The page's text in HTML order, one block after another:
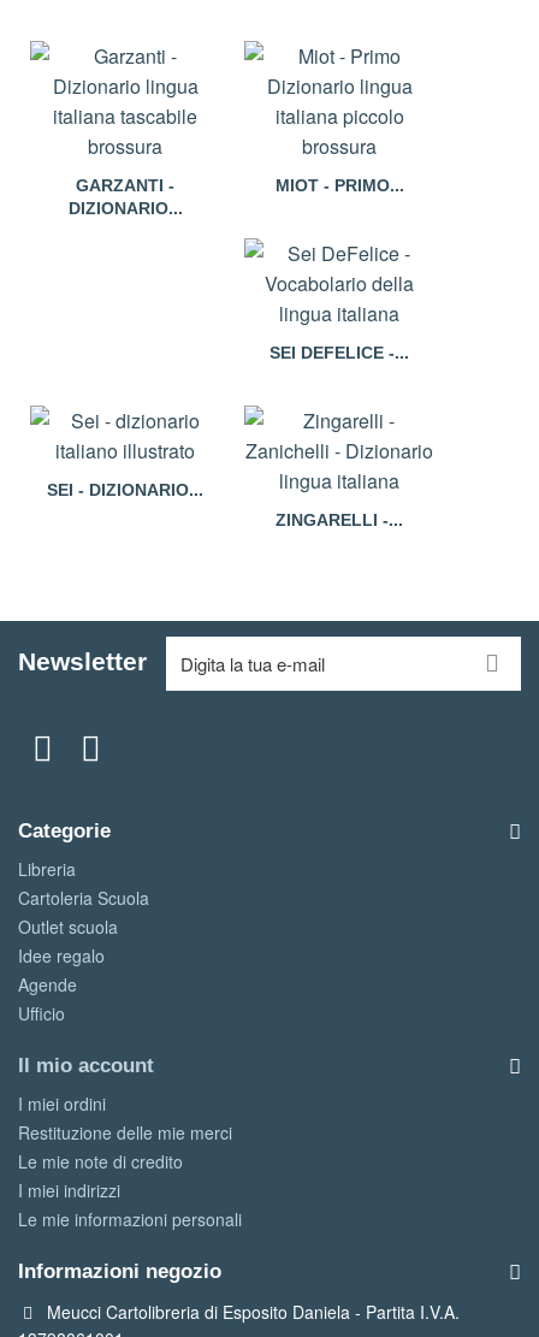
GARZANTI -
DIZIONARIO...
MIOT - PRIMO...
SEI DEFELICE -...
SEI - DIZIONARIO...
ZINGARELLI -...
Newsletter
Categorie
Libreria
Cartoleria Scuola
Outlet scuola
Idee regalo
Agende
Ufficio
Il mio account
I miei ordini
Restituzione delle mie merci
Le mie note di credito
I miei indirizzi
Le mie informazioni personali
Informazioni negozio
Meucci Cartolibreria di Esposito Daniela - Partita I.V.A.